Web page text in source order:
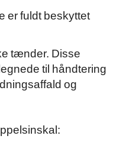
er fuldt beskyttet
tænder. Disse
til håndtering
og